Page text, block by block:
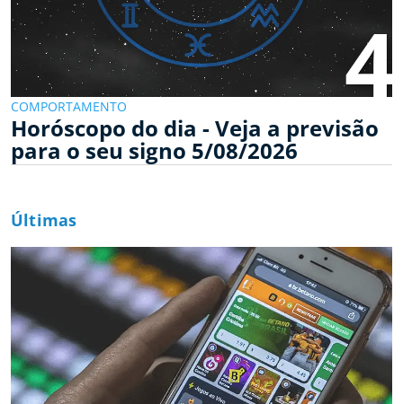
4
COMPORTAMENTO
Horóscopo do dia - Veja a previsão
para o seu signo 5/08/2026
Últimas